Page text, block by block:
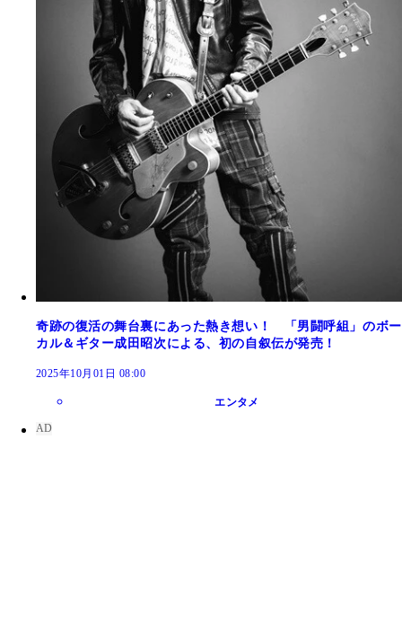
奇跡の復活の舞台裏にあった熱き想い！ 「男闘呼組」のボー
カル＆ギター成田昭次による、初の自叙伝が発売！
2025年10月01日 08:00
エンタメ